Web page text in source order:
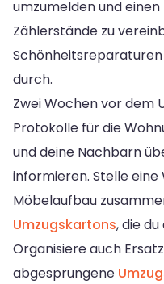
umzumelden und
Zählerstände zu
durch.
Zwei Wochen vor dem
Protokolle für die
und deine Nachbarn
informieren. Stelle
Möbelaufbau
Umzugskartons, die
Organisiere auch
abgesprungene